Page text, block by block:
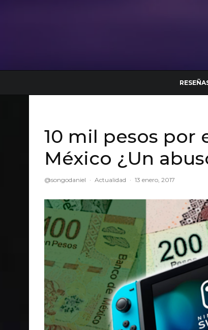
10 mil pesos por
México ¿Un
@songodaniel · Actualidad · 13 enero, 2017